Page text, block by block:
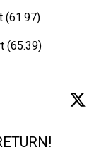
(61.97)
(65.39)